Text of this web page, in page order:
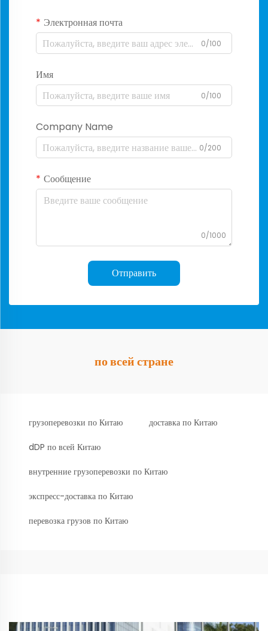
Электронная почта
0/100
Имя
0/100
Company Name
0/200
Сообщение
0/1000
Отправить
по всей стране
грузоперевозки по Китаю доставка по Китаю
dDP по всей Китаю
внутренние грузоперевозки по Китаю
экспресс-доставка по Китаю
перевозка грузов по Китаю